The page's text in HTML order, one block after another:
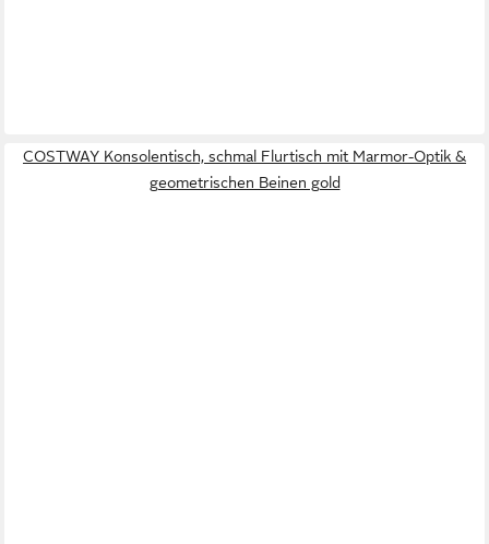
COSTWAY Konsolentisch, schmal Flurtisch mit Marmor-Optik &
geometrischen Beinen gold